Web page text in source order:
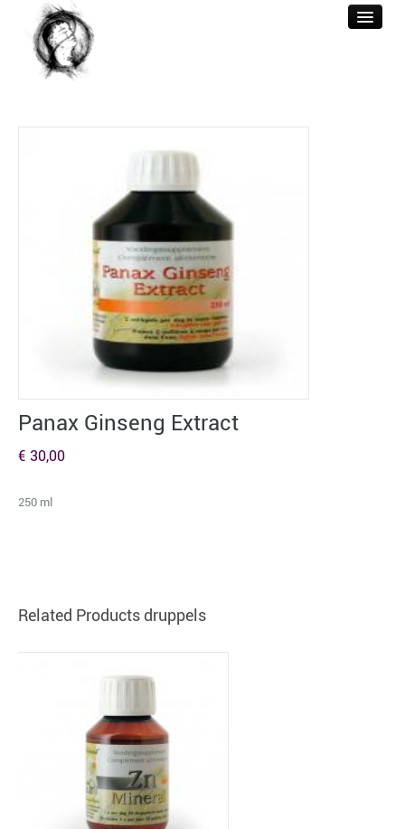
REFERENTIES
BERICHTEN
CONTACT & TARIEF
Panax Ginseng Extract
€ 30,00
250 ml
Related Products druppels